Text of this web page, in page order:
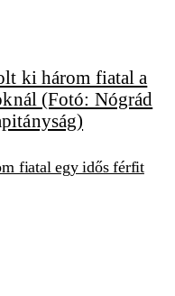
fiatal egy idős férfit